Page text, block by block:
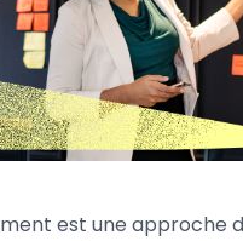
est une approche